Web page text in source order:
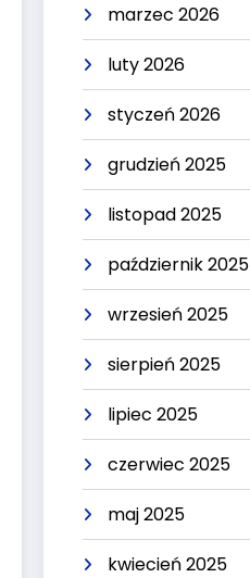
marzec 2026
luty 2026
styczeń 2026
grudzień 2025
listopad 2025
październik 2025
wrzesień 2025
sierpień 2025
lipiec 2025
czerwiec 2025
maj 2025
kwiecień 2025